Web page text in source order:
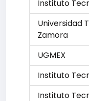
Instituto
Universidad
Zamora
UGMEX
Instituto
Instituto